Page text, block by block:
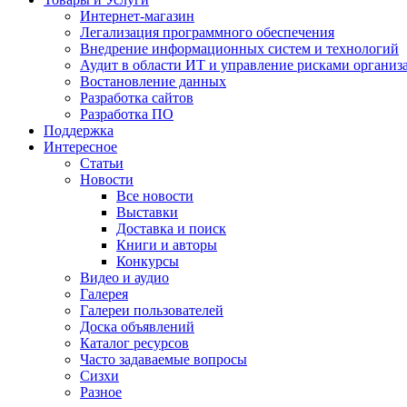
Интернет-магазин
Легализация программного обеспечения
Внедрение информационных систем и технологий
Аудит в области ИТ и управление рисками
Востановление данных
Разработка сайтов
Разработка ПО
Поддержка
Интересное
Статьи
Новости
Все новости
Выставки
Доставка и поиск
Книги и авторы
Конкурсы
Видео и аудио
Галерея
Галереи пользователей
Доска объявлений
Каталог ресурсов
Часто задаваемые вопросы
Сизхи
Разное